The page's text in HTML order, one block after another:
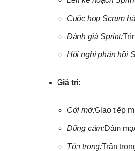
Cuộc họp Scrum
Đánh giá Sprint:
Hội nghị phản hồi
Giá trị:
Cởi mở:Giao tiếp
Dũng cảm:Dám
Tôn trọng:Trân